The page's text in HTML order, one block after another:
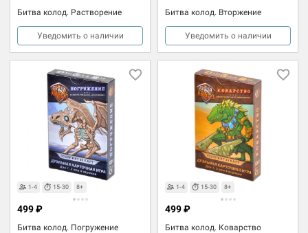
Битва колод. Растворение
Уведомить о наличии
Битва колод. Вторжение
Уведомить о наличии
1-4 15-30 8+
Битва колод. Погружение
499 ₽
1-4 15-30 8+
Битва колод. Коварство
499 ₽